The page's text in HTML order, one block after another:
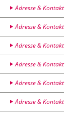
Adresse & Kontakt
Adresse & Kontakt
Adresse & Kontakt
Adresse & Kontakt
Adresse & Kontakt
Adresse & Kontakt